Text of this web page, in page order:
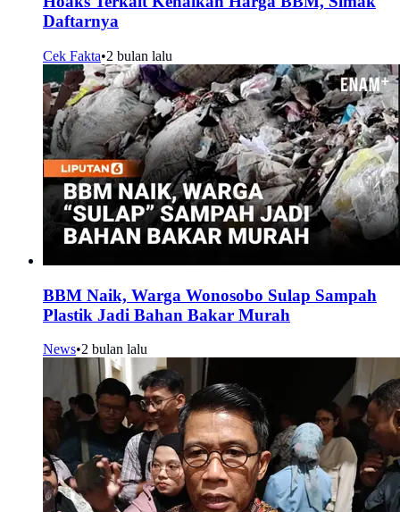
Daftarnya
Cek Fakta•2 bulan lalu
BBM Naik, Warga Wonosobo Sulap Sampah
Plastik Jadi Bahan Bakar Murah
News•2 bulan lalu